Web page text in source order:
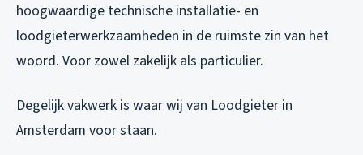
hoogwaardige technische installatie- en
loodgieterwerkzaamheden in de ruimste zin van het
woord. Voor zowel zakelijk als particulier.
Degelijk vakwerk is waar wij van Loodgieter in
Amsterdam voor staan.